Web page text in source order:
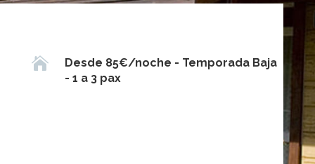

Desde 85€/noche - Temporada Baja
- 1 a 3 pax